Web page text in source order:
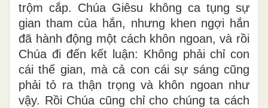
trộm cắp. Chúa Giêsu không ca tụng sự
gian tham của hắn, nhưng khen ngợi hắn
đã hành động một cách khôn ngoan, và rồi
Chúa đi đến kết luận: Không phải chỉ con
cái thế gian, mà cả con cái sự sáng cũng
phải tỏ ra thận trọng và khôn ngoan như
vậy. Rồi Chúa cũng chỉ cho chúng ta cách